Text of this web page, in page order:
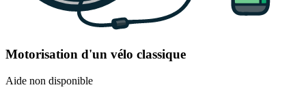
Motorisation d'un vélo classique
Aide non disponible